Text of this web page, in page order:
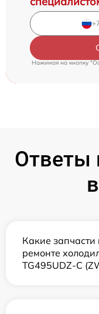
Нажимая на кнопку
Ответы
Какие запчасти
ремонте
TG495UDZ-C